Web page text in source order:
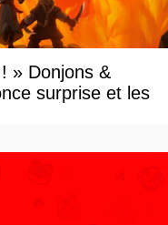
» Donjons &
surprise et les